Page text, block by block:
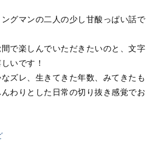
グマンの二人の少し甘酸っぱい話で
で楽しんでいただきたいのと、文字
いです！
ズレ、生きてきた年数、みてきたも
わりとした日常の切り抜き感覚でお